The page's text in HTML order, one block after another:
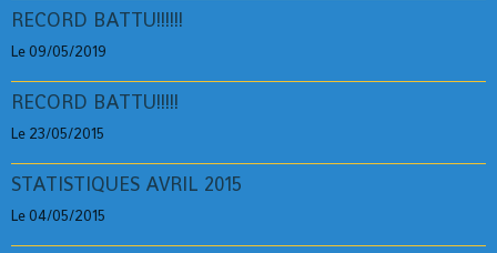
RECORD BATTU!!!!!!
Le 09/05/2019
RECORD BATTU!!!!!
Le 23/05/2015
STATISTIQUES AVRIL 2015
Le 04/05/2015